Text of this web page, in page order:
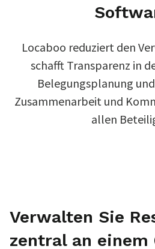
Locaboo reduziert den
schafft Transparenz in
Belegungsplanung
Zusammenarbeit und
allen
Verwalten Sie
zentral an einem